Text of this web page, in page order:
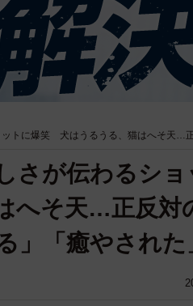
トに爆笑 犬はうるうる、猫はへそ天…
さが伝わるショ
へそ天…正反対
」「癒やされた